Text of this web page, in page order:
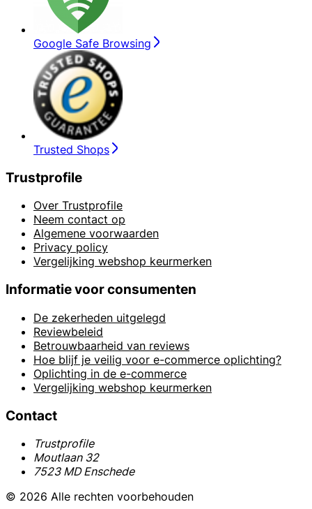
Google Safe Browsing
Trusted Shops
Trustprofile
Over Trustprofile
Neem contact op
Algemene voorwaarden
Privacy policy
Vergelijking webshop keurmerken
Informatie voor consumenten
De zekerheden uitgelegd
Reviewbeleid
Betrouwbaarheid van reviews
Hoe blijf je veilig voor e-commerce oplichting?
Oplichting in de e-commerce
Vergelijking webshop keurmerken
Contact
Trustprofile
Moutlaan 32
7523 MD Enschede
© 2026 Alle rechten voorbehouden